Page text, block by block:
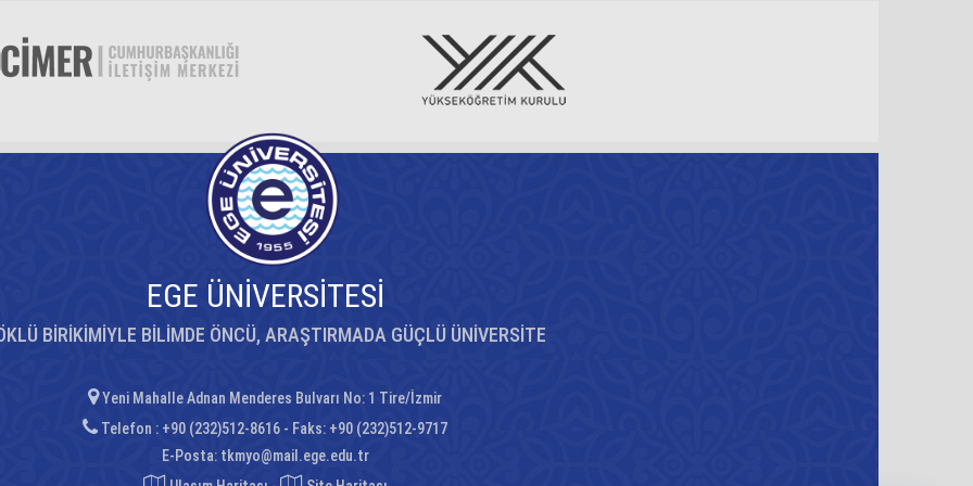
EGE ÜNİVERSİTESİ
BİRİKİMİYLE BİLİMDE ÖNCÜ, ARAŞTIRMADA GÜÇLÜ ÜNİVERSİTE
Yeni Mahalle Adnan Menderes Bulvarı No: 1 Tire/İzmir
Telefon : +90 (232)512-8616 - Faks: +90 (232)512-9717
E-Posta: tkmyo@mail.ege.edu.tr